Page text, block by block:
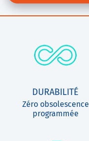
DURABILITÉ
Zéro obsolescence
programmée